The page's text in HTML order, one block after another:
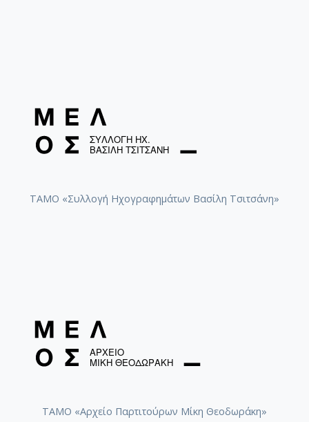
ΤΑΜΟ «Συλλογή Ηχογραφημάτων Βασίλη Τσιτσάνη»
ΤΑΜΟ «Αρχείο Παρτιτούρων Μίκη Θεοδωράκη»